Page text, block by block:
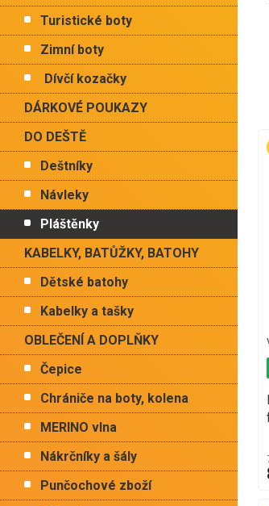
Turistické boty
Zimní boty
Dívčí kozačky
DÁRKOVÉ POUKAZY
DO DEŠTĚ
Deštníky
Návleky
Pláštěnky
KABELKY, BATŮŽKY, BATOHY
Dětské batohy
Kabelky a tašky
OBLEČENÍ A DOPLŇKY
Čepice
Chrániče na boty, kolena
MERINO vlna
Nákrčníky a šály
Punčochové zboží